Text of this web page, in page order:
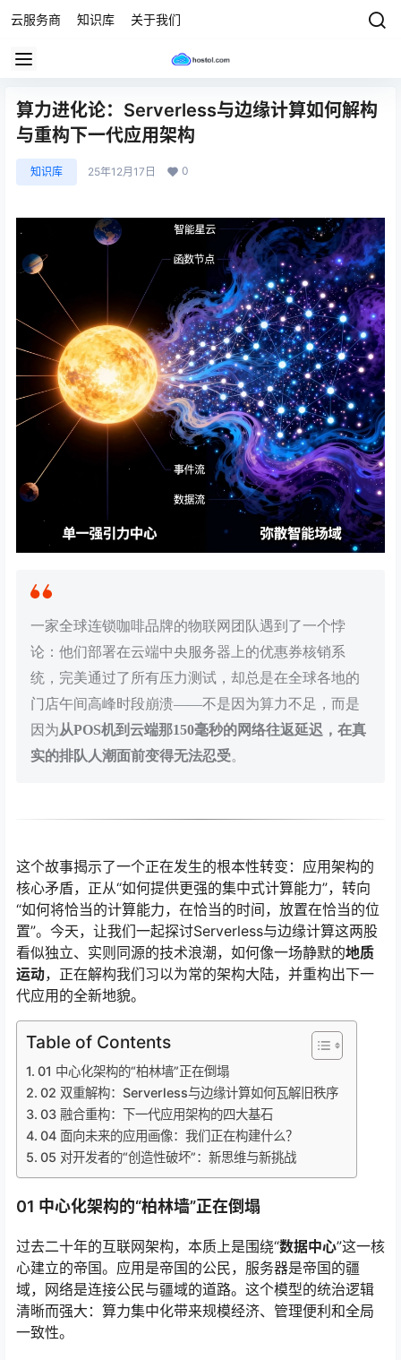
云服务商 知识库 关于我们
算力进化论：Serverless与边缘计算如何解构
与重构下一代应用架构
知识库 25年12月17日 0
一家全球连锁咖啡品牌的物联网团队遇到了一个悖
论：他们部署在云端中央服务器上的优惠券核销系
统，完美通过了所有压力测试，却总是在全球各地的
门店午间高峰时段崩溃——不是因为算力不足，而是
因为从POS机到云端那150毫秒的网络往返延迟，在真
实的排队人潮面前变得无法忍受。
这个故事揭示了一个正在发生的根本性转变：应用架构的
核心矛盾，正从“如何提供更强的集中式计算能力”，转向
“如何将恰当的计算能力，在恰当的时间，放置在恰当的位
置”。今天，让我们一起探讨Serverless与边缘计算这两股
看似独立、实则同源的技术浪潮，如何像一场静默的地质
运动，正在解构我们习以为常的架构大陆，并重构出下一
代应用的全新地貌。
Table of Contents
01 中心化架构的“柏林墙”正在倒塌
02 双重解构：Serverless与边缘计算如何瓦解旧秩序
03 融合重构：下一代应用架构的四大基石
04 面向未来的应用画像：我们正在构建什么？
05 对开发者的“创造性破坏”：新思维与新挑战
01 中心化架构的“柏林墙”正在倒塌
过去二十年的互联网架构，本质上是围绕“数据中心”这一核
心建立的帝国。应用是帝国的公民，服务器是帝国的疆
域，网络是连接公民与疆域的道路。这个模型的统治逻辑
清晰而强大：算力集中化带来规模经济、管理便利和全局
一致性。